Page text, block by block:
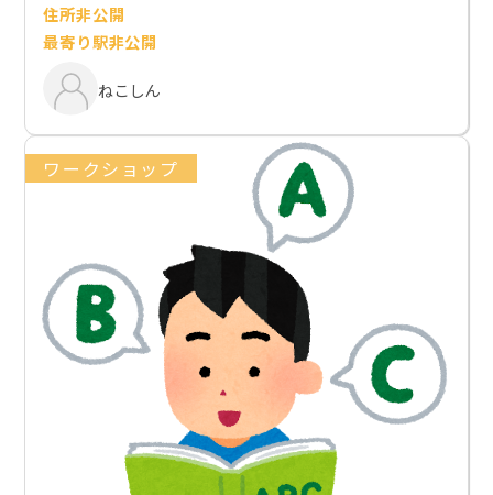
住所非公開
最寄り駅非公開
ねこしん
ワークショップ